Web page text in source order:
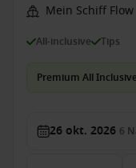
Mein Schiff Flow
All-inclusive Tips
Premium All
26 okt. 2026 6